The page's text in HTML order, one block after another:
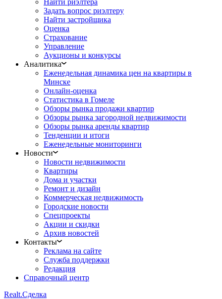
Задать вопрос риэлтеру
Найти застройщика
Оценка
Страхование
Управление
Аукционы и конкурсы
Аналитика
Еженедельная динамика цен на квартиры в
Минске
Онлайн-оценка
Статистика в Гомеле
Обзоры рынка продажи квартир
Обзоры рынка загородной недвижимости
Обзоры рынка аренды квартир
Тенденции и итоги
Еженедельные мониторинги
Новости
Новости недвижимости
Квартиры
Дома и участки
Ремонт и дизайн
Коммерческая недвижимость
Городские новости
Спецпроекты
Акции и скидки
Архив новостей
Контакты
Реклама на сайте
Служба поддержки
Редакция
Справочный центр
Realt.Сделка